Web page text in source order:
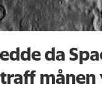
da
månen